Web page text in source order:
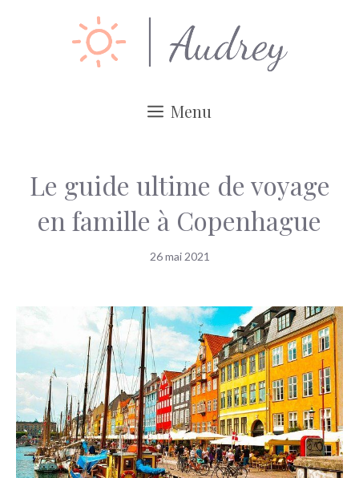
Menu
Le guide ultime de voyage
en famille à Copenhague
26 mai 2021